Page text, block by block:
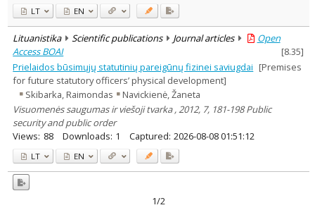
LT EN
Lituanistika Scientific publications Journal articles
Open
Access BOAI
[8.35]
Prielaidos būsimųjų statutinių pareigūnų fizinei saviugdai [Premises
for future statutory officers’ physical development]
Skibarka, Raimondas
Navickienė, Žaneta
Visuomenės saugumas ir viešoji tvarka , 2012, 7, 181-198 Public
security and public order
Views: 88 Downloads: 1 Captured: 2026-08-08 01:51:12
LT EN
1/2